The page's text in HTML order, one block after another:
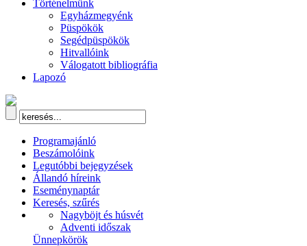
Történelmünk
Egyházmegyénk
Püspökök
Segédpüspökök
Hitvallóink
Válogatott bibliográfia
Lapozó
Programajánló
Beszámolóink
Legutóbbi bejegyzések
Állandó híreink
Eseménynaptár
Keresés, szűrés
Nagyböjt és húsvét
Adventi időszak
Ünnepkörök